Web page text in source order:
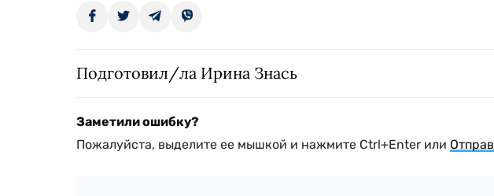
Подготовил/ла Ирина Знась
Заметили ошибку?
Пожалуйста, выделите ее мышкой и нажмите Ctrl+Enter или